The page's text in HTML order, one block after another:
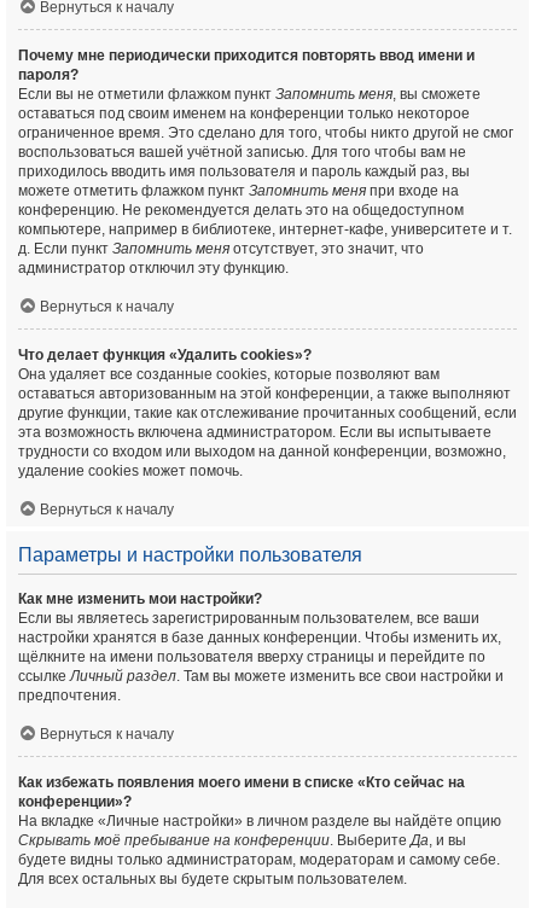
Вернуться к началу
Почему мне периодически приходится повторять ввод имени и
пароля?
Если вы не отметили флажком пункт Запомнить меня, вы сможете
оставаться под своим именем на конференции только некоторое
ограниченное время. Это сделано для того, чтобы никто другой не смог
воспользоваться вашей учётной записью. Для того чтобы вам не
приходилось вводить имя пользователя и пароль каждый раз, вы
можете отметить флажком пункт Запомнить меня при входе на
конференцию. Не рекомендуется делать это на общедоступном
компьютере, например в библиотеке, интернет-кафе, университете и т.
д. Если пункт Запомнить меня отсутствует, это значит, что
администратор отключил эту функцию.
Вернуться к началу
Что делает функция «Удалить cookies»?
Она удаляет все созданные cookies, которые позволяют вам
оставаться авторизованным на этой конференции, а также выполняют
другие функции, такие как отслеживание прочитанных сообщений, если
эта возможность включена администратором. Если вы испытываете
трудности со входом или выходом на данной конференции, возможно,
удаление cookies может помочь.
Вернуться к началу
Параметры и настройки пользователя
Как мне изменить мои настройки?
Если вы являетесь зарегистрированным пользователем, все ваши
настройки хранятся в базе данных конференции. Чтобы изменить их,
щёлкните на имени пользователя вверху страницы и перейдите по
ссылкеЛичный раздел. Там вы можете изменить все свои настройки и
предпочтения.
Вернуться к началу
Как избежать появления моего имени в списке «Кто сейчас на
конференции»?
На вкладке «Личные настройки» в личном разделе вы найдёте опцию
Скрывать моё пребывание на конференции. ВыберитеДа, и вы
будете видны только администраторам, модераторам и самому себе.
Для всех остальных вы будете скрытым пользователем.